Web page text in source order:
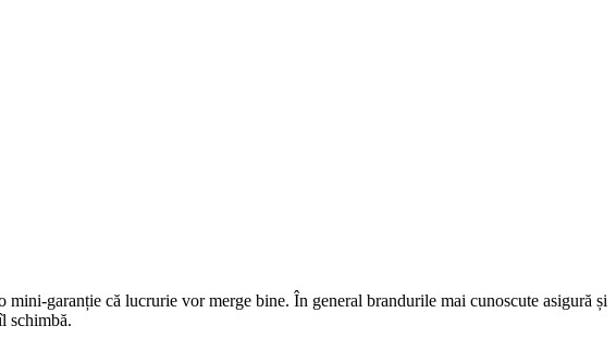
garanție că lucrurie vor merge bine. În general brandurile mai cunoscute asigură și
schimbă.